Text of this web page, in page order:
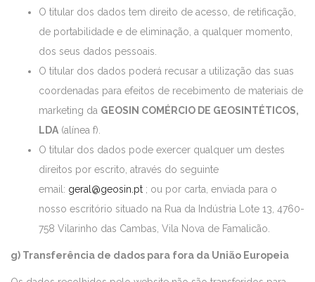
O titular dos dados tem direito de acesso, de retificação,
de portabilidade e de eliminação, a qualquer momento,
dos seus dados pessoais.
O titular dos dados poderá recusar a utilização das suas
coordenadas para efeitos de recebimento de materiais de
marketing da GEOSIN COMÉRCIO DE GEOSINTÉTICOS,
LDA (alínea f).
O titular dos dados pode exercer qualquer um destes
direitos por escrito, através do seguinte
email: geral@geosin.pt ; ou por carta, enviada para o
nosso escritório situado na Rua da Indústria Lote 13, 4760-
758 Vilarinho das Cambas, Vila Nova de Famalicão.
g) Transferência de dados para fora da União Europeia